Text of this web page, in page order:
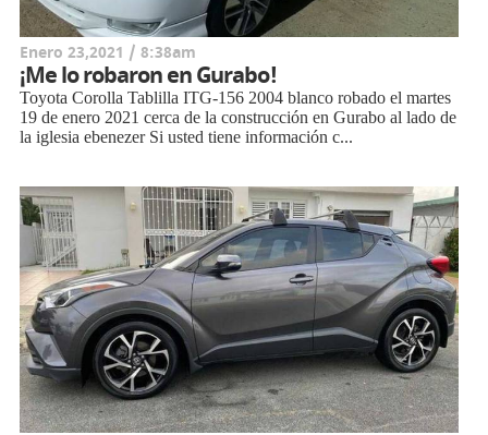
Enero 23,2021 / 8:38am
¡Me lo robaron en Gurabo!
Toyota Corolla Tablilla ITG-156 2004 blanco robado el martes
19 de enero 2021 cerca de la construcción en Gurabo al lado de
la iglesia ebenezer Si usted tiene información c...